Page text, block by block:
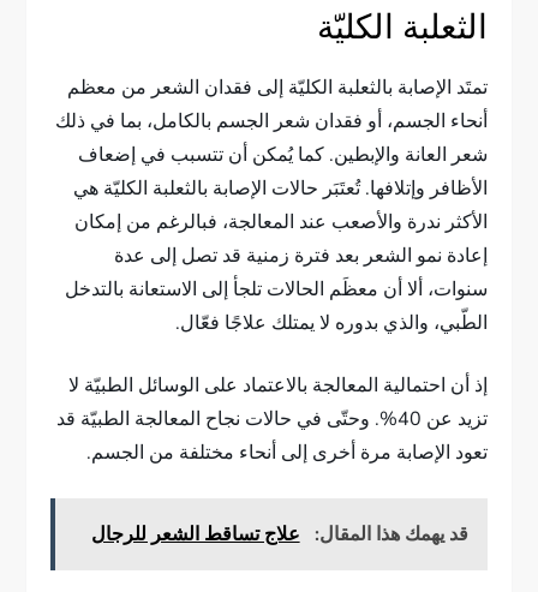
الثعلبة الكليّة
تمتَد الإصابة بالثعلبة الكليّة إلى فقدان الشعر من معظم
أنحاء الجسم، أو فقدان شعر الجسم بالكامل، بما في ذلك
شعر العانة والإبطين. كما يُمكن أن تتسبب في إضعاف
الأظافر وإتلافها. تُعتَبَر حالات الإصابة بالثعلبة الكليّة هي
الأكثر ندرة والأصعب عند المعالجة، فبالرغم من إمكان
إعادة نمو الشعر بعد فترة زمنية قد تصل إلى عدة
سنوات، ألا أن معظَم الحالات تلجأ إلى الاستعانة بالتدخل
الطّبي، والذي بدوره لا يمتلك علاجًا فعّال.
إذ أن احتمالية المعالجة بالاعتماد على الوسائل الطبيّة لا
تزيد عن 40%. وحتّى في حالات نجاح المعالجة الطبيّة قد
تعود الإصابة مرة أخرى إلى أنحاء مختلفة من الجسم.
قد يهمك هذا المقال: علاج تساقط الشعر للرجال